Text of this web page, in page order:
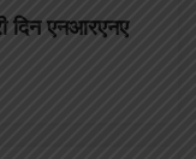
दिन एनआरएनए